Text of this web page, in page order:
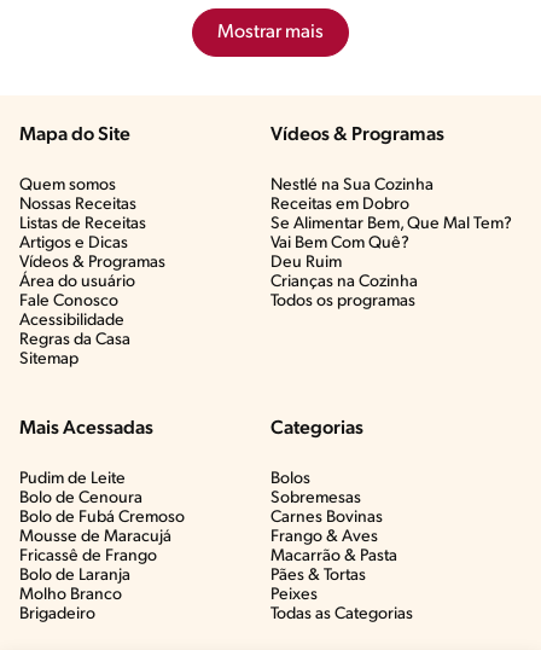
Mostrar mais
Mapa do Site
Quem somos
Nossas Receitas
Listas de Receitas​
Artigos e Dicas​
Vídeos & Programas​
Área do usuário
Fale Conosco
Acessibilidade
Regras da Casa
Sitemap
Vídeos & Programas​
Nestlé na Sua Cozinha
Receitas em Dobro
Se Alimentar Bem, Que Mal Tem?​
Vai Bem Com Quê?​
Deu Ruim​
Crianças na Cozinha​
Todos os programas
Mais Acessadas
Pudim de Leite
Bolo de Cenoura
Bolo de Fubá Cremoso
Mousse de Maracujá
Fricassê de Frango
Bolo de Laranja
Molho Branco
Brigadeiro
Categorias
Bolos
Sobremesas
Carnes Bovinas​
Frango & Aves​
Macarrão & Pasta​
Pães & Tortas​
Peixes
Todas as Categorias